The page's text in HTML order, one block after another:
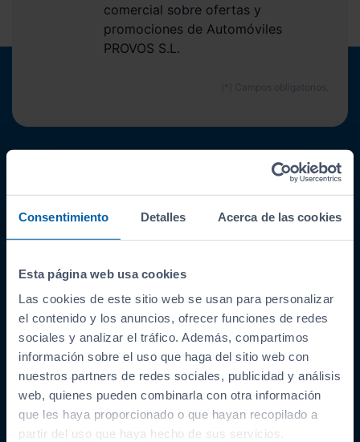
Consentimiento Detalles Acerca de las cookies
Esta página web usa cookies
Las cookies de este sitio web se usan para personalizar
el contenido y los anuncios, ofrecer funciones de redes
sociales y analizar el tráfico. Además, compartimos
información sobre el uso que haga del sitio web con
nuestros partners de redes sociales, publicidad y análisis
web, quienes pueden combinarla con otra información
que les haya proporcionado o que hayan recopilado a
partir del uso que haya hecho de sus servicios.
comercial sobre ofertas y
promociones de Automóviles
PROVOS S.L.
Coches de segunda mano
Coches Km 0
Últimos coches
Compramos tu coche
SIBUSCASBICI
COCHES POR LOCALIDAD
A Coruña
Barreiros
Ferrol